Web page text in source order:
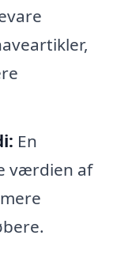
En
værdien af